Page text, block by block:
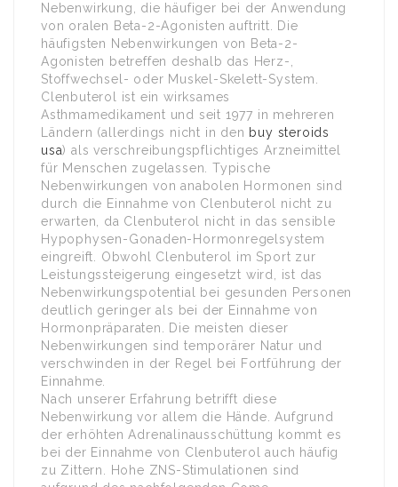
Nebenwirkung, die häufiger bei der Anwendung
von oralen Beta-2-Agonisten auftritt. Die
häufigsten Nebenwirkungen von Beta-2-
Agonisten betreffen deshalb das Herz-,
Stoffwechsel- oder Muskel-Skelett-System.
Clenbuterol ist ein wirksames
Asthmamedikament und seit 1977 in mehreren
Ländern (allerdings nicht in den buy steroids
usa) als verschreibungspflichtiges Arzneimittel
für Menschen zugelassen. Typische
Nebenwirkungen von anabolen Hormonen sind
durch die Einnahme von Clenbuterol nicht zu
erwarten, da Clenbuterol nicht in das sensible
Hypophysen-Gonaden-Hormonregelsystem
eingreift. Obwohl Clenbuterol im Sport zur
Leistungssteigerung eingesetzt wird, ist das
Nebenwirkungspotential bei gesunden Personen
deutlich geringer als bei der Einnahme von
Hormonpräparaten. Die meisten dieser
Nebenwirkungen sind temporärer Natur und
verschwinden in der Regel bei Fortführung der
Einnahme.
Nach unserer Erfahrung betrifft diese
Nebenwirkung vor allem die Hände. Aufgrund
der erhöhten Adrenalinausschüttung kommt es
bei der Einnahme von Clenbuterol auch häufig
zu Zittern. Hohe ZNS-Stimulationen sind